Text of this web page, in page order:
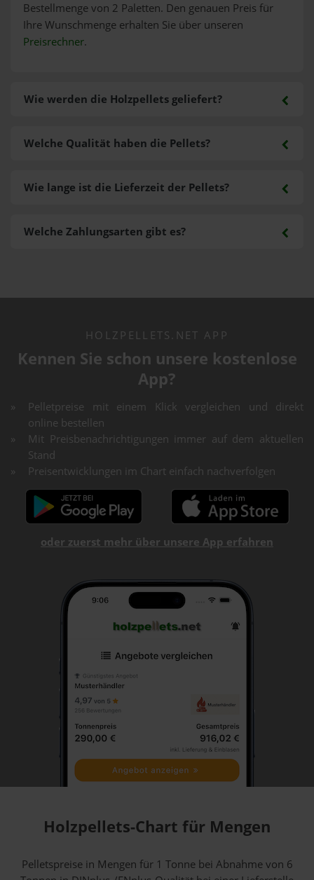
Bestellmenge von 2 Paletten. Den genauen Preis für
Ihre Wunschmenge erhalten Sie über unseren
Preisrechner.
Wie werden die Holzpellets geliefert?
Welche Zahlungsarten gibt es?
Welche Qualität haben die Pellets?
Wie lange ist die Lieferzeit der Pellets?
HOLZPELLETS.NET APP
Kennen Sie schon unsere kostenlose
App?
Pelletpreise mit einem Klick vergleichen und direkt
online bestellen
Mit Preisbenachrichtigungen immer auf dem aktuellen
Stand
Preisentwicklungen im Chart einfach nachverfolgen
oder zuerst mehr über unsere App erfahren
Holzpellets-Chart für Mengen
Pelletspreise in Mengen für 1 Tonne bei Abnahmevon 6